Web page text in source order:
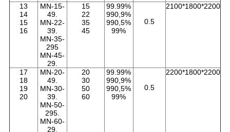
13
14
15
16
MN-15-
49.
MN-22-
39.
MN-35-
295
MN-45-
29.
15
22
35
45
99.99%
990,9%
990,5%
99%
0.5
2100*1800*2200
17
18
19
20
MN-20-
49.
MN-30-
39.
MN-50-
295.
MN-60-
29.
20
30
50
60
99.99%
990,9%
990,5%
99%
0.5
2200*1800*2200